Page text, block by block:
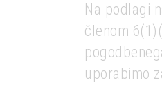
Na podlagi
členom
uporabimo